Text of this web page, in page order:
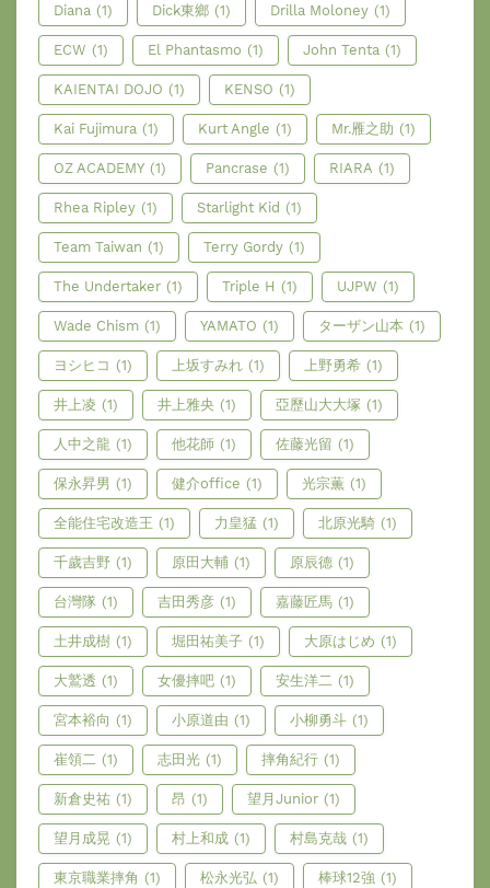
Diana (1) Dick東鄉 (1) Drilla Moloney (1)
ECW (1) El Phantasmo (1) John Tenta (1)
KAIENTAI DOJO (1) KENSO (1)
Kai Fujimura (1) Kurt Angle (1) Mr.雁之助 (1)
OZ ACADEMY (1) Pancrase (1) RIARA (1)
Rhea Ripley (1) Starlight Kid (1)
Team Taiwan (1) Terry Gordy (1)
The Undertaker (1) Triple H (1) UJPW (1)
Wade Chism (1) YAMATO (1) ターザン山本 (1)
ヨシヒコ (1) 上坂すみれ (1) 上野勇希 (1)
井上凌 (1) 井上雅央 (1) 亞歷山大大塚 (1)
人中之龍 (1) 他花師 (1) 佐藤光留 (1)
保永昇男 (1) 健介office (1) 光宗薫 (1)
全能住宅改造王 (1) 力皇猛 (1) 北原光騎 (1)
千歲吉野 (1) 原田大輔 (1) 原辰德 (1)
台灣隊 (1) 吉田秀彦 (1) 嘉藤匠馬 (1)
土井成樹 (1) 堀田祐美子 (1) 大原はじめ (1)
大鷲透 (1) 女優摔吧 (1) 安生洋二 (1)
宮本裕向 (1) 小原道由 (1) 小柳勇斗 (1)
崔領二 (1) 志田光 (1) 摔角紀行 (1)
新倉史祐 (1) 昂 (1) 望月Junior (1)
望月成晃 (1) 村上和成 (1) 村島克哉 (1)
東京職業摔角 (1) 松永光弘 (1) 棒球12強 (1)